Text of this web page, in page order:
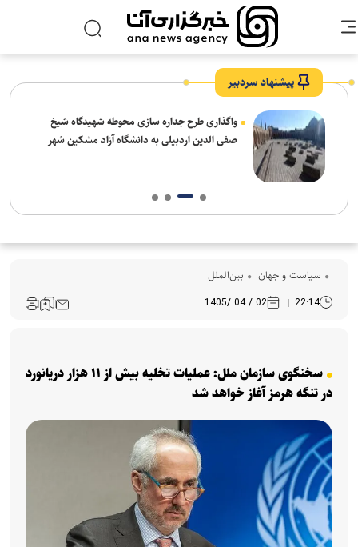
پیشنهاد سردبیر
واگذاری طرح جداره سازی محوطه شهیدگاه شیخ
صفی الدین اردبیلی به دانشگاه آزاد مشکین شهر
سیاست و جهان بین‌الملل
22:14
02 / 04 /1405
سخنگوی سازمان ملل: عملیات تخلیه بیش از ۱۱ هزار دریانورد
در تنگه هرمز آغاز خواهد شد